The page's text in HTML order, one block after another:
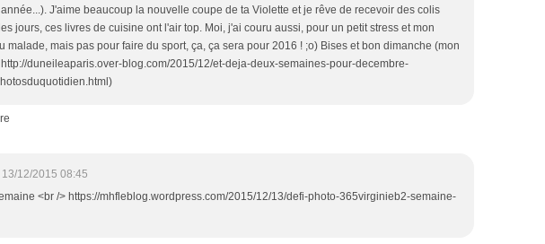
J'aime beaucoup la nouvelle coupe de ta Violette et je rêve de recevoir des colis
jours, ces livres de cuisine ont l'air top. Moi, j'ai couru aussi, pour un petit stress et mon
malade, mais pas pour faire du sport, ça, ça sera pour 2016 ! ;o) Bises et bon dimanche (mon
http://duneileaparis.over-blog.com/2015/12/et-deja-deux-semaines-pour-decembre-
13/12/2015 08:45
<br /> https://mhfleblog.wordpress.com/2015/12/13/defi-photo-365virginieb2-semaine-